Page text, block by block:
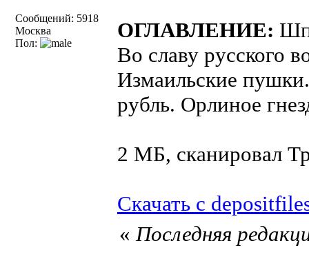
Сообщений: 5918
Москва
Пол:
ОГЛАВЛЕНИЕ:
Во славу русского
Измаильские
рубль. Орлиное
2 МБ, сканировал
Скачать с
«Последняя